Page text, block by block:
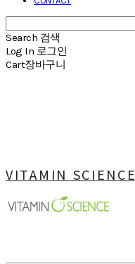
Search 검색
Log In 로그인
Cart장바구니
VITAMIN SCIENCE